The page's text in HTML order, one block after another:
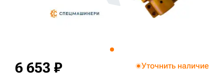
6 653 ₽ Уточнить наличие